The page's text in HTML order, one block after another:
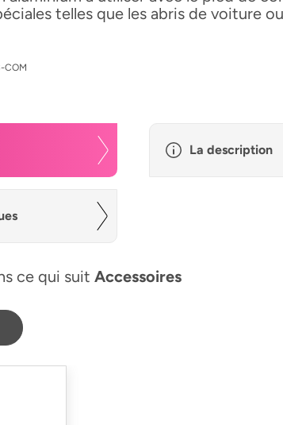
telles que les abris de voiture
COM
La description
ce qui suit Accessoires